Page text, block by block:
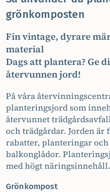
grönkomposten
Fin vintage, dyrare
material
Dags att plantera? Ge
återvunnen jord!
På våra
planteringsjord som
återvunnet
och trädgårdar. Jorden
rabatter, planteringar
balkonglådor.
med högt näringsinnehåll.
Grönkompost